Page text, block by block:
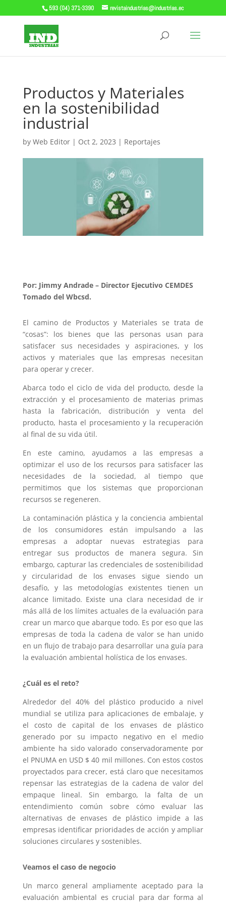
593 (04) 371-3390 revistaindustrias@industrias.ec
Productos y Materiales
en la sostenibilidad
industrial
by Web Editor| Oct 2, 2023 | Reportajes
Por: Jimmy Andrade – Director Ejecutivo CEMDES
Tomado del Wbcsd.
El camino de Productos y Materiales se trata de
“cosas”: los bienes que las personas usan para
satisfacer sus necesidades y aspiraciones, y los
activos y materiales que las empresas necesitan
para operar y crecer.
Abarca todo el ciclo de vida del producto, desde la
extracción y el procesamiento de materias primas
hasta la fabricación, distribución y venta del
producto, hasta el procesamiento y la recuperación
al final de su vida útil.
En este camino, ayudamos a las empresas a
optimizar el uso de los recursos para satisfacer las
necesidades de la sociedad, al tiempo que
permitimos que los sistemas que proporcionan
recursos se regeneren.
La contaminación plástica y la conciencia ambiental
de los consumidores están impulsando a las
empresas a adoptar nuevas estrategias para
entregar sus productos de manera segura. Sin
embargo, capturar las credenciales de sostenibilidad
y circularidad de los envases sigue siendo un
desafío, y las metodologías existentes tienen un
alcance limitado. Existe una clara necesidad de ir
más allá de los límites actuales de la evaluación para
crear un marco que abarque todo. Es por eso que las
empresas de toda la cadena de valor se han unido
en un flujo de trabajo para desarrollar una guía para
la evaluación ambiental holística de los envases.
¿Cuál es el reto?
Alrededor del 40% del plástico producido a nivel
mundial se utiliza para aplicaciones de embalaje, y
el costo de capital de los envases de plástico
generado por su impacto negativo en el medio
ambiente ha sido valorado conservadoramente por
el PNUMA en USD $ 40 mil millones. Con estos costos
proyectados para crecer, está claro que necesitamos
repensar las estrategias de la cadena de valor del
empaque lineal. Sin embargo, la falta de un
entendimiento común sobre cómo evaluar las
alternativas de envases de plástico impide a las
empresas identificar prioridades de acción y ampliar
soluciones circulares y sostenibles.
Veamos el caso de negocio
Un marco general ampliamente aceptado para la
evaluación ambiental es crucial para dar forma al